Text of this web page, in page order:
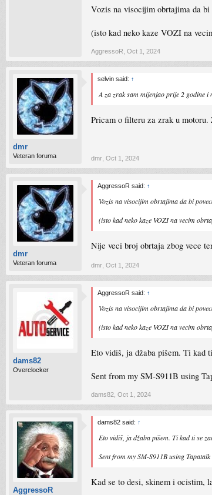
Vozis na visocijim obrtajima da bi
(isto kad neko kaze VOZI na
AggressoR Oct 1, 2024
dmr
Veteran foruma
selvin said: ↑
A za zrak sam mijenjao prije 2 godine i
Pricam o filteru za zrak u
dmr Oct 1, 2024
dmr
Veteran foruma
AggressoR said: ↑
Vozis na visocijim obrtajima da bi
(isto kad neko kaze VOZI na vecim
Nije veci broj obrtaja zbog vece
dmr Oct 1, 2024
dams82
Overclocker
AggressoR said: ↑
Vozis na visocijim obrtajima da bi
(isto kad neko kaze VOZI na vecim
Eto vidiš, ja džaba pišem. Ti kad
Sent from my SM-S911B using
dams82 Oct 1, 2024
AggressoR
dams82 said: ↑
Eto vidiš, ja džaba pišem. Ti kad ti se
Sent from my SM-S911B using Tapatalk
Kad se to desi, skinem i ocistim,